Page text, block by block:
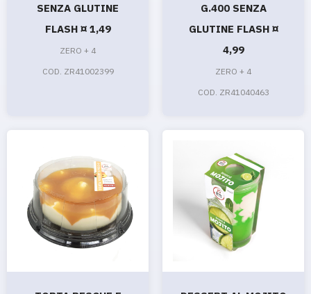
SENZA GLUTINE
FLASH ¤ 1,49
ZERO + 4
COD. ZR41002399
G.400 SENZA
GLUTINE FLASH ¤
4,99
ZERO + 4
COD. ZR41040463